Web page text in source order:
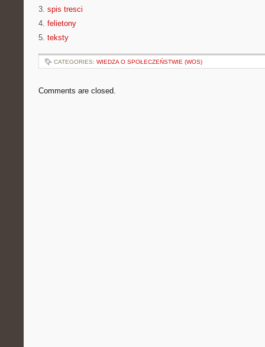
3. spis tresci
4. felietony
5. teksty
CATEGORIES: WIEDZA O SPOŁECZEŃSTWIE (WOS)
Comments are closed.